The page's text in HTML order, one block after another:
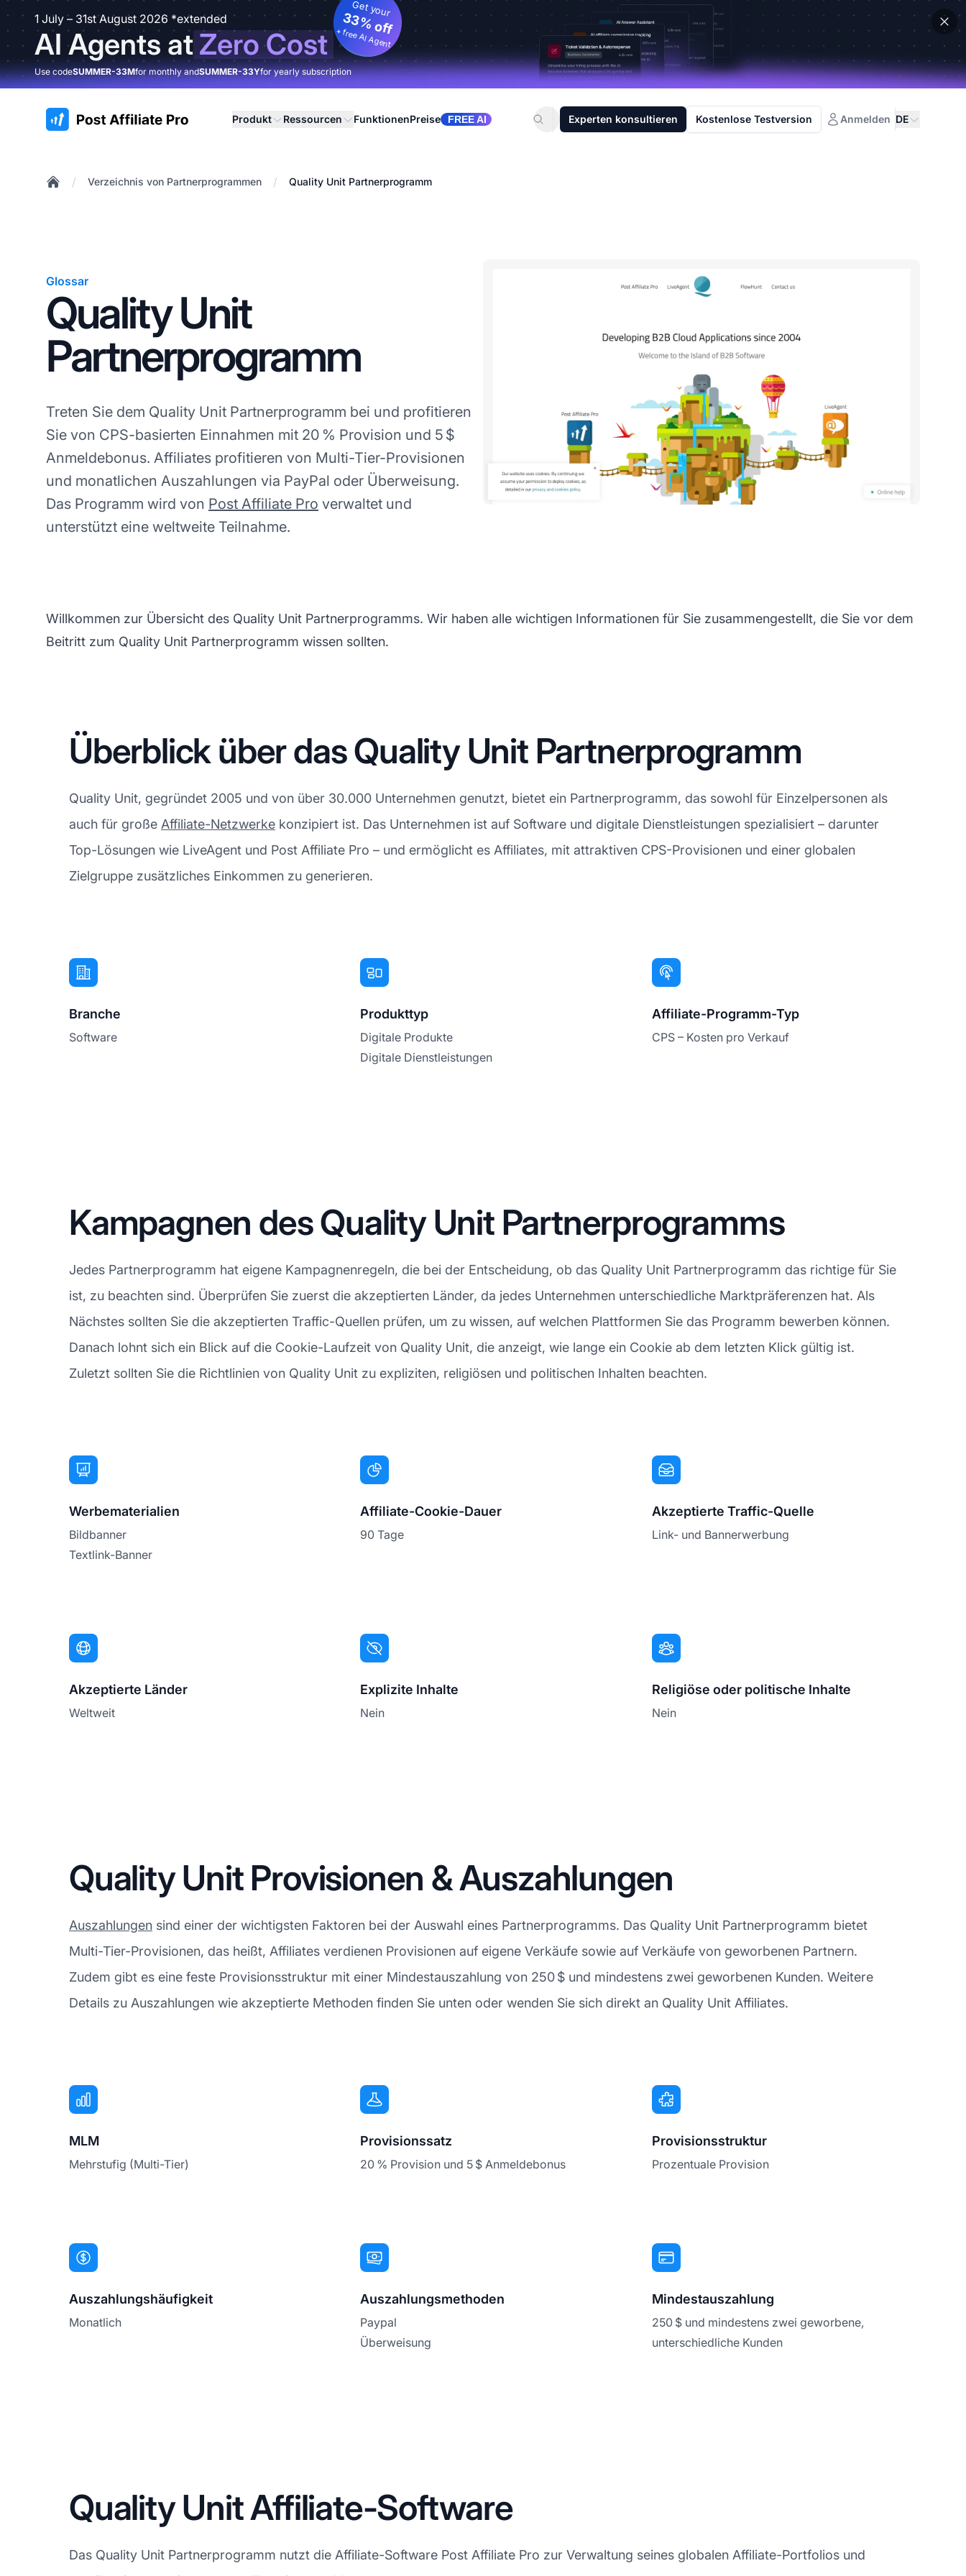
1 July – 31st August 2026 *extended
AI Agents atZero Cost
Get your
33% off
+ free AI Agent
Use codeSUMMER-33Mfor monthly andSUMMER-33Yfor yearly subscription
:site.title Produkt Ressourcen FunktionenPreise FREE AI Experten konsultieren Kostenlose Testversion Anmelden DE
/ Verzeichnis von Partnerprogrammen / Quality Unit Partnerprogramm
Glossar
Quality Unit
Partnerprogramm
Treten Sie dem Quality Unit Partnerprogramm bei und profitieren
Sie von CPS-basierten Einnahmen mit 20 % Provision und 5 $
Anmeldebonus. Affiliates profitieren von Multi-Tier-Provisionen
und monatlichen Auszahlungen via PayPal oder Überweisung.
Das Programm wird von Post Affiliate Pro verwaltet und
unterstützt eine weltweite Teilnahme.
Willkommen zur Übersicht des Quality Unit Partnerprogramms. Wir haben alle wichtigen Informationen für Sie zusammengestellt, die Sie vor dem
Beitritt zum Quality Unit Partnerprogramm wissen sollten.
Überblick über das Quality Unit Partnerprogramm
Quality Unit, gegründet 2005 und von über 30.000 Unternehmen genutzt, bietet ein Partnerprogramm, das sowohl für Einzelpersonen als
auch für große Affiliate-Netzwerke konzipiert ist. Das Unternehmen ist auf Software und digitale Dienstleistungen spezialisiert – darunter
Top-Lösungen wie LiveAgent und Post Affiliate Pro – und ermöglicht es Affiliates, mit attraktiven CPS-Provisionen und einer globalen
Zielgruppe zusätzliches Einkommen zu generieren.
Branche
Software
Produkttyp
Digitale Produkte
Digitale Dienstleistungen
Affiliate-Programm-Typ
CPS – Kosten pro Verkauf
Kampagnen des Quality Unit Partnerprogramms
Jedes Partnerprogramm hat eigene Kampagnenregeln, die bei der Entscheidung, ob das Quality Unit Partnerprogramm das richtige für Sie
ist, zu beachten sind. Überprüfen Sie zuerst die akzeptierten Länder, da jedes Unternehmen unterschiedliche Marktpräferenzen hat. Als
Nächstes sollten Sie die akzeptierten Traffic-Quellen prüfen, um zu wissen, auf welchen Plattformen Sie das Programm bewerben können.
Danach lohnt sich ein Blick auf die Cookie-Laufzeit von Quality Unit, die anzeigt, wie lange ein Cookie ab dem letzten Klick gültig ist.
Zuletzt sollten Sie die Richtlinien von Quality Unit zu expliziten, religiösen und politischen Inhalten beachten.
Werbematerialien
Bildbanner
Textlink-Banner
Affiliate-Cookie-Dauer
90 Tage
Akzeptierte Traffic-Quelle
Link- und Bannerwerbung
Akzeptierte Länder
Weltweit
Explizite Inhalte
Nein
Religiöse oder politische Inhalte
Nein
Quality Unit Provisionen & Auszahlungen
Auszahlungen sind einer der wichtigsten Faktoren bei der Auswahl eines Partnerprogramms. Das Quality Unit Partnerprogramm bietet
Multi-Tier-Provisionen, das heißt, Affiliates verdienen Provisionen auf eigene Verkäufe sowie auf Verkäufe von geworbenen Partnern.
Zudem gibt es eine feste Provisionsstruktur mit einer Mindestauszahlung von 250 $ und mindestens zwei geworbenen Kunden. Weitere
Details zu Auszahlungen wie akzeptierte Methoden finden Sie unten oder wenden Sie sich direkt an Quality Unit Affiliates.
MLM
Mehrstufig (Multi-Tier)
Provisionssatz
20 % Provision und 5 $ Anmeldebonus
Provisionsstruktur
Prozentuale Provision
Auszahlungshäufigkeit
Monatlich
Auszahlungsmethoden
Paypal
Überweisung
Mindestauszahlung
250 $ und mindestens zwei geworbene,
unterschiedliche Kunden
Quality Unit Affiliate-Software
Das Quality Unit Partnerprogramm nutzt die Affiliate-Software Post Affiliate Pro zur Verwaltung seines globalen Affiliate-Portfolios und